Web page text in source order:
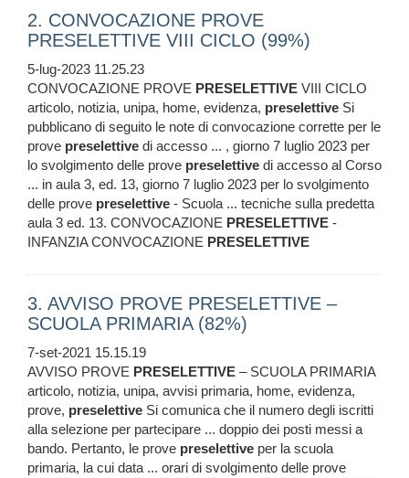
2. CONVOCAZIONE PROVE
PRESELETTIVE VIII CICLO (99%)
5-lug-2023 11.25.23
CONVOCAZIONE PROVE PRESELETTIVE VIII CICLO
articolo, notizia, unipa, home, evidenza, preselettive Si
pubblicano di seguito le note di convocazione corrette per le
prove preselettive di accesso ... , giorno 7 luglio 2023 per
lo svolgimento delle prove preselettive di accesso al Corso
... in aula 3, ed. 13, giorno 7 luglio 2023 per lo svolgimento
delle prove preselettive - Scuola ... tecniche sulla predetta
aula 3 ed. 13. CONVOCAZIONE PRESELETTIVE -
INFANZIA CONVOCAZIONE PRESELETTIVE
3. AVVISO PROVE PRESELETTIVE –
SCUOLA PRIMARIA (82%)
7-set-2021 15.15.19
AVVISO PROVE PRESELETTIVE – SCUOLA PRIMARIA
articolo, notizia, unipa, avvisi primaria, home, evidenza,
prove, preselettive Si comunica che il numero degli iscritti
alla selezione per partecipare ... doppio dei posti messi a
bando. Pertanto, le prove preselettive per la scuola
primaria, la cui data ... orari di svolgimento delle prove